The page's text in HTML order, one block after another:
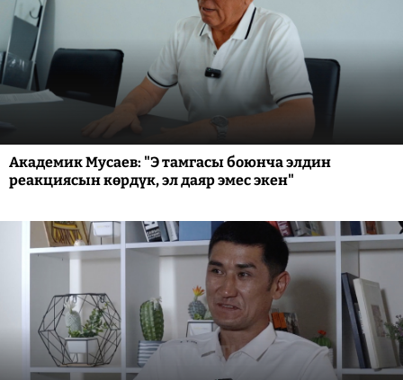
Академик Мусаев: "Э тамгасы боюнча элдин
реакциясын көрдүк, эл даяр эмес экен"